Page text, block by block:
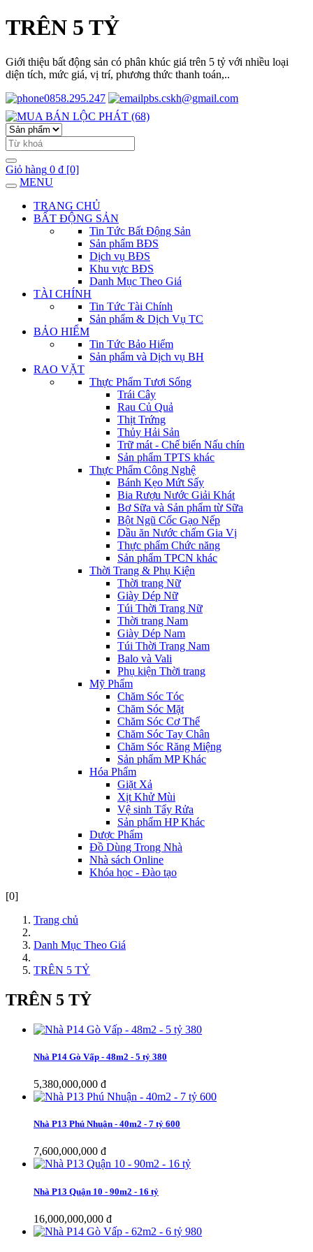
TRÊN 5 TỶ
Giới thiệu bất động sản có phân khúc giá trên 5 tỷ với nhiều loại
diện tích, mức giá, vị trí, phương thức thanh toán,..
0858.295.247
pbs.cskh@gmail.com
Giỏ hàng 0 đ [0]
MENU
TRANG CHỦ
BẤT ĐỘNG SẢN
Tin Tức Bất Động Sản
Sản phẩm BĐS
Dịch vụ BĐS
Khu vực BĐS
Danh Mục Theo Giá
TÀI CHÍNH
Tin Tức Tài Chính
Sản phẩm & Dịch Vụ TC
BẢO HIỂM
Tin Tức Bảo Hiểm
Sản phẩm và Dịch vụ BH
RAO VẶT
Thực Phẩm Tươi Sống
Trái Cây
Rau Củ Quả
Thịt Trứng
Thủy Hải Sản
Trữ mát - Chế biến Nấu chín
Sản phẩm TPTS khác
Thực Phẩm Công Nghệ
Bánh Kẹo Mứt Sấy
Bia Rượu Nước Giải Khát
Bơ Sữa và Sản phẩm từ Sữa
Bột Ngũ Cốc Gạo Nếp
Dầu ăn Nước chấm Gia Vị
Thực phẩm Chức năng
Sản phẩm TPCN khác
Thời Trang & Phụ Kiện
Thời trang Nữ
Giày Dép Nữ
Túi Thời Trang Nữ
Thời trang Nam
Giày Dép Nam
Túi Thời Trang Nam
Balo và Vali
Phụ kiện Thời trang
Mỹ Phẩm
Chăm Sóc Tóc
Chăm Sóc Mặt
Chăm Sóc Cơ Thể
Chăm Sóc Tay Chân
Chăm Sóc Răng Miệng
Sản phẩm MP Khác
Hóa Phẩm
Giặt Xả
Xịt Khử Mùi
Vệ sinh Tẩy Rửa
Sản phẩm HP Khác
Dược Phẩm
Đồ Dùng Trong Nhà
Nhà sách Online
Khóa học - Đào tạo
[0]
Trang chủ
Danh Mục Theo Giá
TRÊN 5 TỶ
TRÊN 5 TỶ
Nhà P14 Gò Vấp - 48m2 - 5 tỷ 380
5,380,000,000 đ
Nhà P13 Phú Nhuận - 40m2 - 7 tỷ 600
7,600,000,000 đ
Nhà P13 Quận 10 - 90m2 - 16 tỷ
16,000,000,000 đ